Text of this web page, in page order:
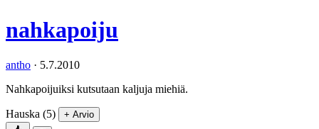
nahkapoiju
antho · 5.7.2010
Nahkapoijuiksi kutsutaan kaljuja miehiä.
Hauska (5) + Arvio